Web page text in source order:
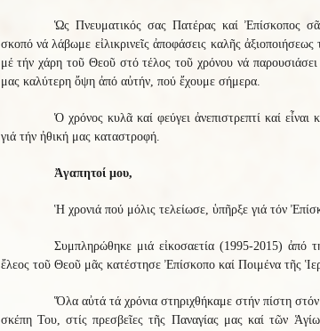
Ὡς Πνευματικός σας Πατέρας καί Ἐπίσκοπος
σκοπό νά λάβωμε εἰλικρινεῖς ἀποφάσεις καλῆς
μέ τήν χάρη τοῦ Θεοῦ στό τέλος τοῦ χρόνου νά
μας καλύτερη ὄψη ἀπό αὐτήν, πού ἔχουμε σήμερα.
Ὁ χρόνος κυλᾶ καί φεύγει ἀνεπιστρεπτί καί εἶναι
γιά τήν ἠθική μας καταστροφή.
Ἀγαπητοί μου,
Ἡ χρονιά πού μόλις τελείωσε, ὑπῆρξε γιά τόν
Συμπληρώθηκε μιά εἰκοσαετία (1995-2015) ἀπό
ἔλεος τοῦ Θεοῦ μᾶς κατέστησε Ἐπίσκοπο καί Ποιμένα τῆς
Ὅλα αὐτά τά χρόνια στηριχθήκαμε στήν πίστη
σκέπη Του, στίς πρεσβεῖες τῆς Παναγίας μας καί τῶν